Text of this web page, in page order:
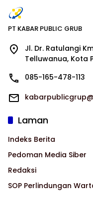
PT KABAR PUBLIC GRUB
Jl. Dr. Ratulangi
Telluwanua, Kota
085-165-478-113
Laman
Indeks Berita
Pedoman Media Siber
Redaksi
SOP Perlindungan